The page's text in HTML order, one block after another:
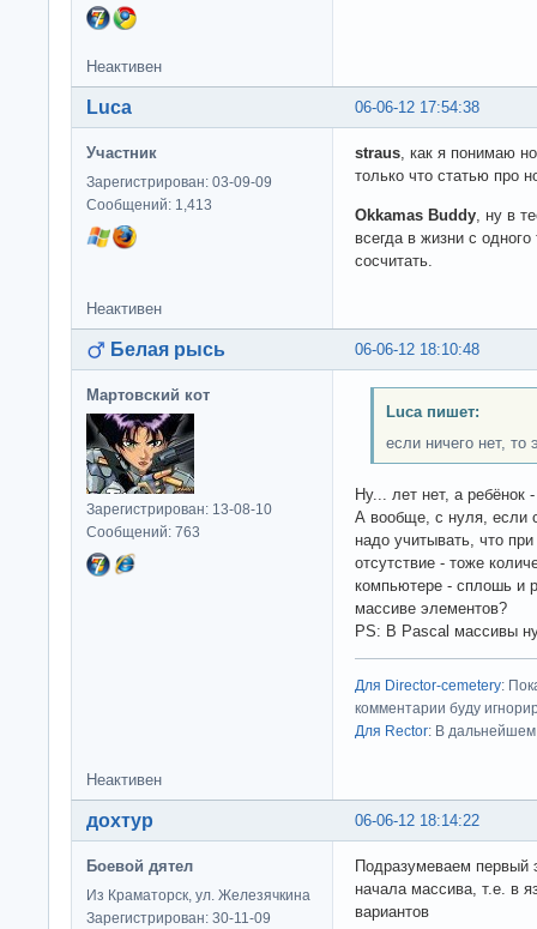
Неактивен
06-06-12 17:54:38
Luca
Участник
Зарегистрирован: 03-09-09
Сообщений: 1,413
straus, как я понимаю
только что статью про
Okkamas Buddy, ну в
всегда в жизни с
сосчитать.
Неактивен
06-06-12 18:10:48
Белая рысь
Мартовский кот
Зарегистрирован: 13-08-10
Сообщений: 763
Luca пишет:
если ничего нет, то
Ну... лет нет, а ребёнок
А вообще, с нуля, если
надо учитывать, что
отсутствие - тоже
компьютере - сплошь и
массиве элементов?
PS: В Pascal массивы
Для Director-cemetery:
комментарии буду
Для Rector: В дальнейшем
Неактивен
06-06-12 18:14:22
дохтур
Боевой дятел
Из Краматорск, ул. Железячкина
Зарегистрирован: 30-11-09
Подразумеваем
начала массива, т.е. в
вариантов